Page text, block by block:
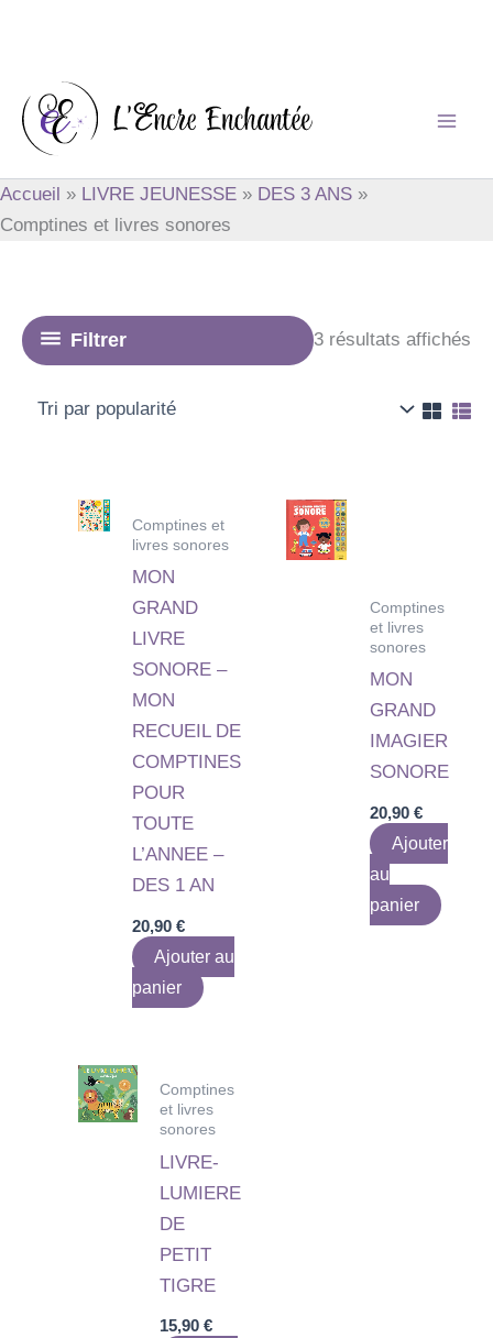
contenu
Accueil LIVRE JEUNESSE
DES 3 ANS
Comptines et livres sonores
Filtrer 3 résultats affichés
Comptines et
livres sonores
MON
GRAND
LIVRE
SONORE –
MON
RECUEIL DE
COMPTINES
POUR
TOUTE
L’ANNEE –
DES 1 AN
20,90€
Ajouter au
panier
Comptines
et livres
sonores
MON
GRAND
IMAGIER
SONORE
20,90 €
Ajouter
au
panier
Comptines
et livres
sonores
LIVRE-
LUMIERE
DE
PETIT
TIGRE
15,90€